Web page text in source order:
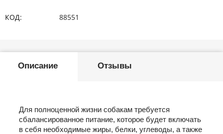
КОД: 88551
Описание Отзывы
Для полноценной жизни собакам требуется
сбалансированное питание, которое будет включать
в себя необходимые жиры, белки, углеводы, а также